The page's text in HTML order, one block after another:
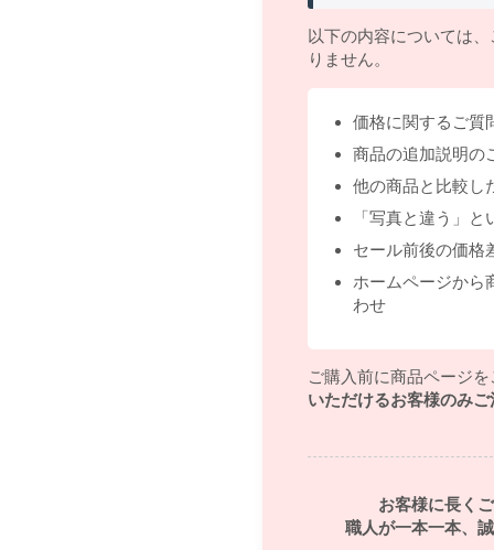
以下の内容については
りません。
価格に関するご質
商品の追加説明の
他の商品と比較し
「写真と違う」
セール前後の価格
ホームページから
わせ
ご購入前に商品ページ
いただけるお客様のみ
お客様に長く
職人が一本一本、